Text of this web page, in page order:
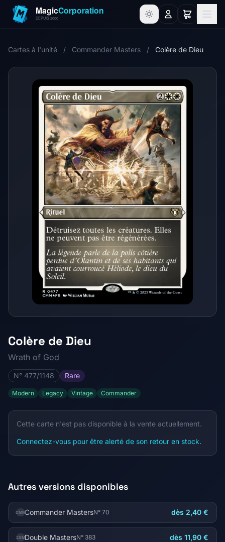
Cartes à l'unité / Commander Masters / Colère de Dieu
Colère de Dieu
Wrath of God
N° 477/1148 Rare
Modern Legacy Vintage Commander
Cette carte n'est pas disponible à la vente actuellement.
Connectez-vous pour être alerté de son retour en stock.
Autres versions disponibles
CMMCommander MastersN° 70 dès 2,40 €
2XMDouble MastersN° 383 dès 11,90 €